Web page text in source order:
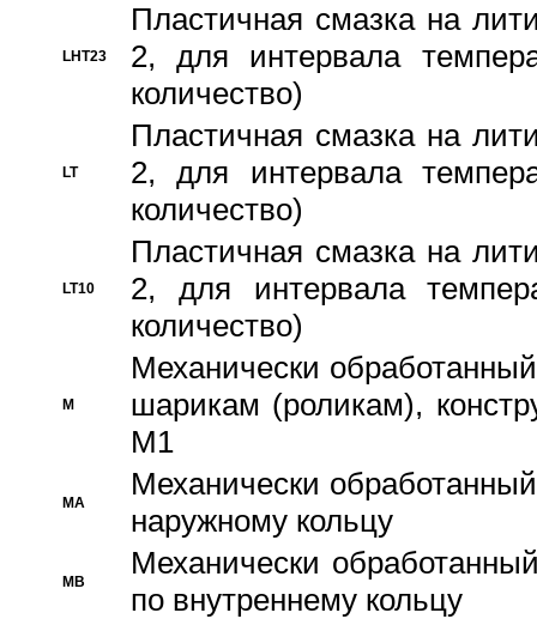
LHT23
Пластичная смазка на
2, для интервала
количество)
LT
Пластичная смазка на
2, для интервала
количество)
LT10
Пластичная смазка на
2, для интервала
количество)
M
Механически
шарикам (роликам),
M1
MA
Механически
наружному кольцу
MB
Механически
по внутреннему кольцу